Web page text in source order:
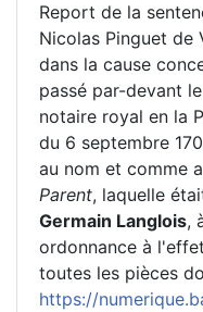
Report de la
Nicolas Pinguet de
dans la cause
passé par-devant
notaire royal en la
du 6 septembre
au nom et comme
Parent, laquelle
Germain Langlois,
ordonnance à
toutes les pièces
https://